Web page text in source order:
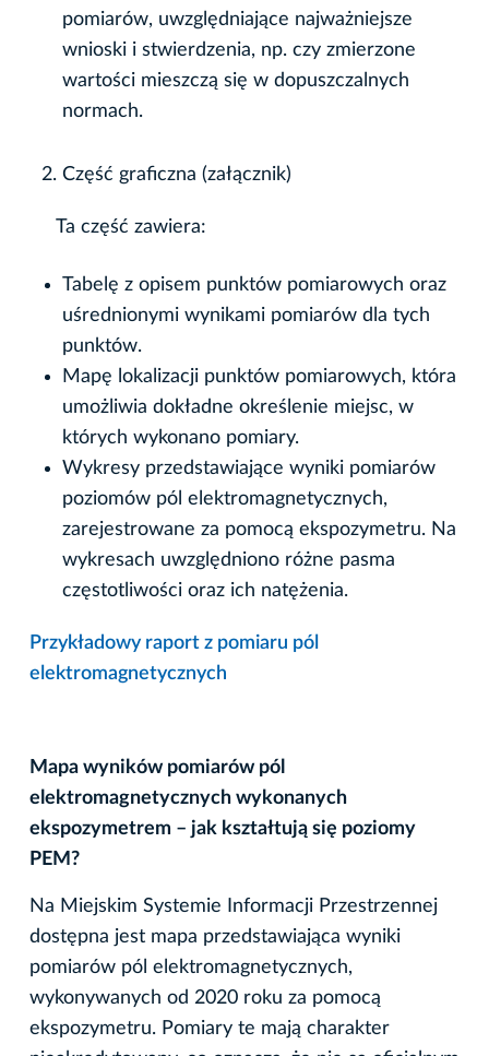
pomiarów, uwzględniające najważniejsze
wnioski i stwierdzenia, np. czy zmierzone
wartości mieszczą się w dopuszczalnych
normach.
Część graficzna (załącznik)
Ta część zawiera:
Tabelę z opisem punktów pomiarowych oraz
uśrednionymi wynikami pomiarów dla tych
punktów.
Mapę lokalizacji punktów pomiarowych, która
umożliwia dokładne określenie miejsc, w
których wykonano pomiary.
Wykresy przedstawiające wyniki pomiarów
poziomów pól elektromagnetycznych,
zarejestrowane za pomocą ekspozymetru. Na
wykresach uwzględniono różne pasma
częstotliwości oraz ich natężenia.
Przykładowy raport z pomiaru pól
elektromagnetycznych
Mapa wyników pomiarów pól
elektromagnetycznych wykonanych
ekspozymetrem – jak kształtują się poziomy
PEM?
Na Miejskim Systemie Informacji Przestrzennej
dostępna jest mapa przedstawiająca wyniki
pomiarów pól elektromagnetycznych,
wykonywanych od 2020 roku za pomocą
ekspozymetru. Pomiary te mają charakter